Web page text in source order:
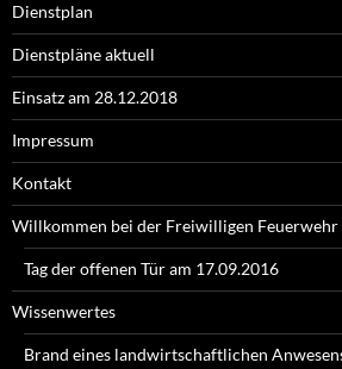
Dienstplan
Dienstpläne aktuell
Einsatz am 28.12.2018
Impressum
Kontakt
Willkommen bei der Freiwilligen
Tag der offenen Tür am 17.09.2016
Wissenwertes
Brand eines landwirtschaftlichen